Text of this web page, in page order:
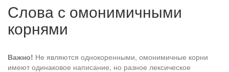
Слова с омонимичными
корнями
Важно! Не являются однокоренными, омонимичные корни
имеют одинаковое написание, но разное лексическое